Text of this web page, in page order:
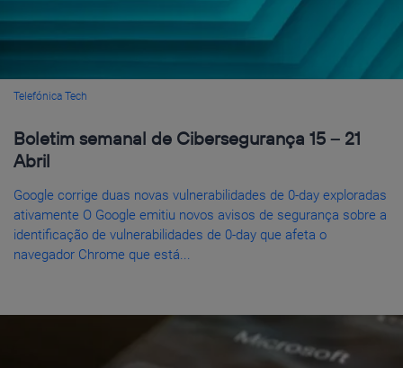
Telefónica Tech
Boletim semanal de Cibersegurança 15 – 21
Abril
Google corrige duas novas vulnerabilidades de 0-day exploradas
ativamente O Google emitiu novos avisos de segurança sobre a
identificação de vulnerabilidades de 0-day que afeta o
navegador Chrome que está...